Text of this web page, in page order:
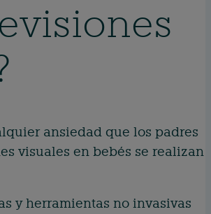
ansiedad que los padres
visuales en bebés se realizan
y herramientas no invasivas